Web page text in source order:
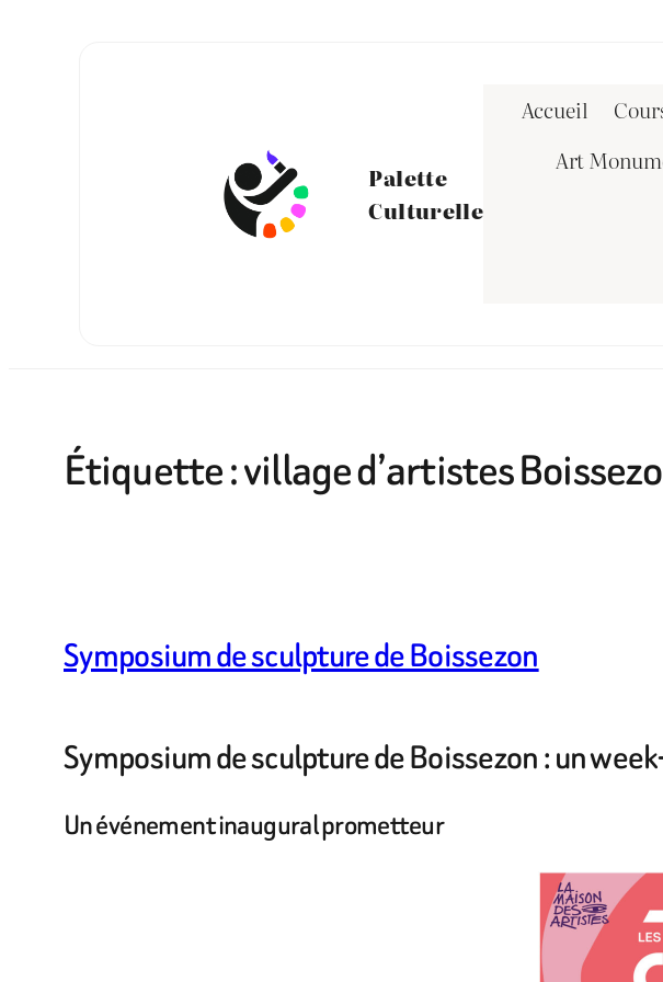
Palette
Culturelle
Accueil
Art
Étiquette :village d’artistes
Symposium de sculpture de Boissezon
Symposium de sculpture de Boissezon : un
Un événement inaugural prometteur